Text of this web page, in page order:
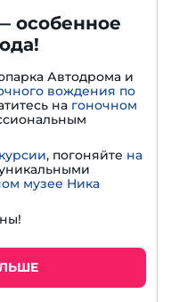
особенное
Автодрома и
вождения по
на гоночном
, погоняйте на
музее Ника